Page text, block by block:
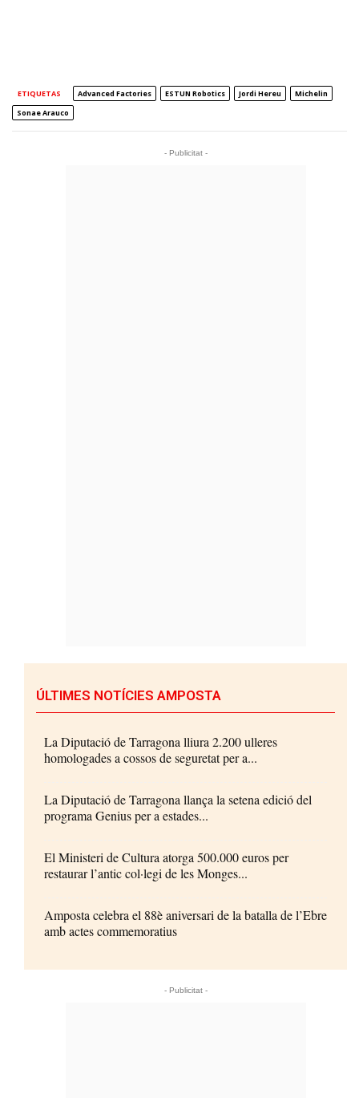
ETIQUETAS Advanced Factories ESTUN Robotics Jordi Hereu
Michelin
Sonae Arauco
- Publicitat -
ÚLTIMES NOTÍCIES AMPOSTA
La Diputació de Tarragona lliura 2.200 ulleres
homologades a cossos de seguretat per a...
La Diputació de Tarragona llança la setena edició del
programa Genius per a estades...
El Ministeri de Cultura atorga 500.000 euros per
restaurar l’antic col·legi de les Monges...
Amposta celebra el 88è aniversari de la batalla de l’Ebre
amb actes commemoratius
- Publicitat -